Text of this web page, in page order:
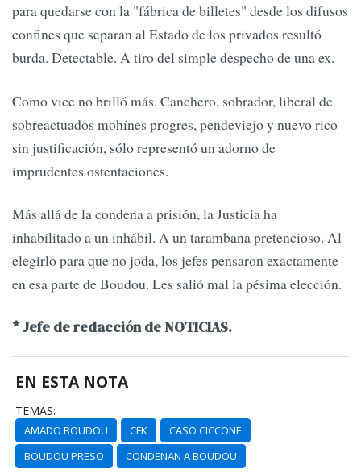
para quedarse con la "fábrica de billetes" desde los difusos
confines que separan al Estado de los privados resultó
burda. Detectable. A tiro del simple despecho de una ex.
Como vice no brilló más. Canchero, sobrador, liberal de
sobreactuados mohínes progres, pendeviejo y nuevo rico
sin justificación, sólo representó un adorno de
imprudentes ostentaciones.
Más allá de la condena a prisión, la Justicia ha
inhabilitado a un inhábil. A un tarambana pretencioso. Al
elegirlo para que no joda, los jefes pensaron exactamente
en esa parte de Boudou. Les salió mal la pésima elección.
* Jefe de redacción de NOTICIAS.
EN ESTA NOTA
TEMAS:
AMADO BOUDOU CFK
CASO CICCONE
BOUDOU PRESO
CONDENAN A BOUDOU